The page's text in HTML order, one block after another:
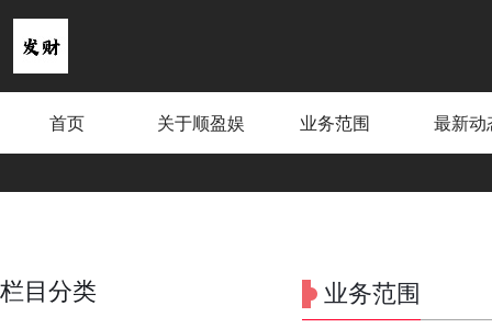
首页 关于顺盈娱 业务范围 最新动
栏目分类 业务范围